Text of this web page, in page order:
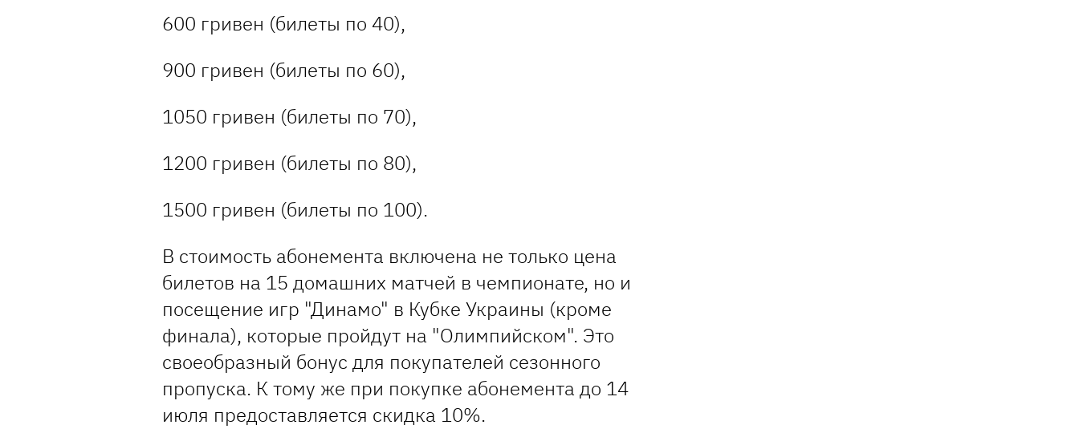
600 гривен (билеты по 40),
900 гривен (билеты по 60),
1050 гривен (билеты по 70),
1200 гривен (билеты по 80),
1500 гривен (билеты по 100).
В стоимость абонемента включена не только цена
билетов на 15 домашних матчей в чемпионате, но и
посещение игр "Динамо" в Кубке Украины (кроме
финала), которые пройдут на "Олимпийском". Это
своеобразный бонус для покупателей сезонного
пропуска. К тому же при покупке абонемента до 14
июля предоставляется скидка 10%.